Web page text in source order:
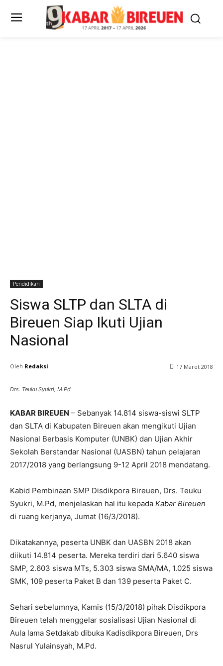
Pendidikan
Siswa SLTP dan SLTA di
Bireuen Siap Ikuti Ujian
Nasional
Oleh Redaksi 17 Maret 2018
Drs. Teuku Syukri, M.Pd
KABAR BIREUEN – Sebanyak 14.814 siswa-siswi SLTP
dan SLTA di Kabupaten Bireuen akan mengikuti Ujian
Nasional Berbasis Komputer (UNBK) dan Ujian Akhir
Sekolah Berstandar Nasional (UASBN) tahun pelajaran
2017/2018 yang berlangsung 9-12 April 2018 mendatang.
Kabid Pembinaan SMP Disdikpora Bireuen, Drs. Teuku
Syukri, M.Pd, menjelaskan hal itu kepada Kabar Bireuen
di ruang kerjanya, Jumat (16/3/2018).
Dikatakannya, peserta UNBK dan UASBN 2018 akan
diikuti 14.814 peserta. Mereka terdiri dari 5.640 siswa
SMP, 2.603 siswa MTs, 5.303 siswa SMA/MA, 1.025 siswa
SMK, 109 peserta Paket B dan 139 peserta Paket C.
Sehari sebelumnya, Kamis (15/3/2018) pihak Disdikpora
Bireuen telah menggelar sosialisasi Ujian Nasional di
Aula lama Setdakab dibuka Kadisdikpora Bireuen, Drs
Nasrul Yulainsyah, M.Pd.